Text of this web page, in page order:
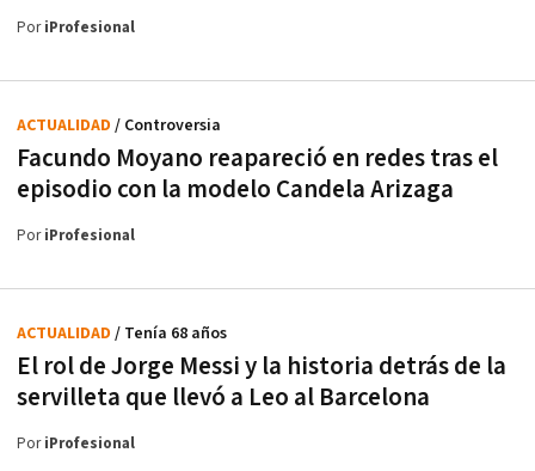
PoriProfesional
Facundo Moyano reapareció en redes tras el
episodio con la modelo Candela Arizaga
ACTUALIDAD / Controversia
PoriProfesional
El rol de Jorge Messi y la historia detrás de la
servilleta que llevó a Leo al Barcelona
ACTUALIDAD / Tenía 68 años
PoriProfesional